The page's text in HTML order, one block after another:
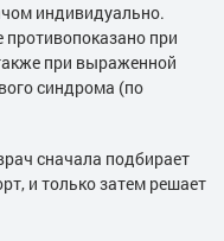
индивидуально.
противопоказано при
при выраженной
синдрома (по
сначала подбирает
и только затем решает